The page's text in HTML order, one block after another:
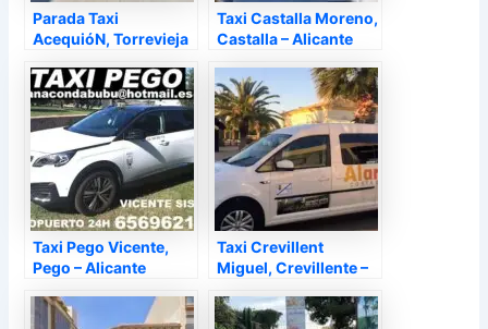
Parada Taxi
AcequióN, Torrevieja
Taxi Castalla Moreno,
Castalla – Alicante
Taxi Pego Vicente,
Pego – Alicante
Taxi Crevillent
Miguel, Crevillente –